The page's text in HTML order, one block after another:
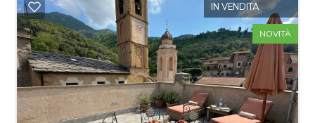
IN VENDITA
NOVITÀ